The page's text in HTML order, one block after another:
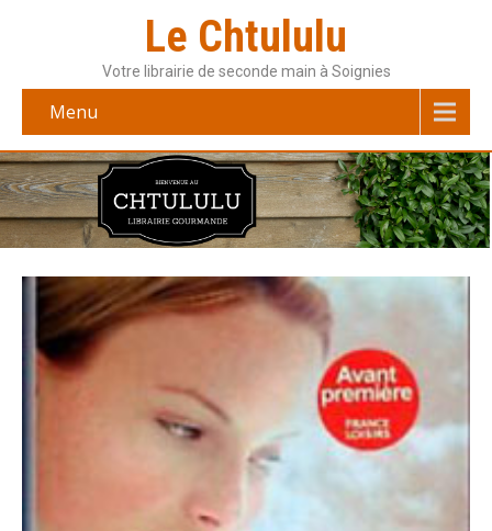
Le Chtululu
Votre librairie de seconde main à Soignies
Menu